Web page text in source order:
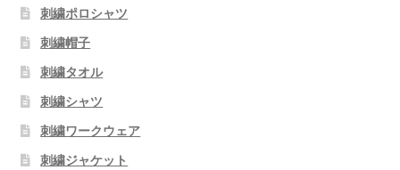
刺繍ポロシャツ
刺繍帽子
刺繍タオル
刺繍シャツ
刺繍ワークウェア
刺繍ジャケット